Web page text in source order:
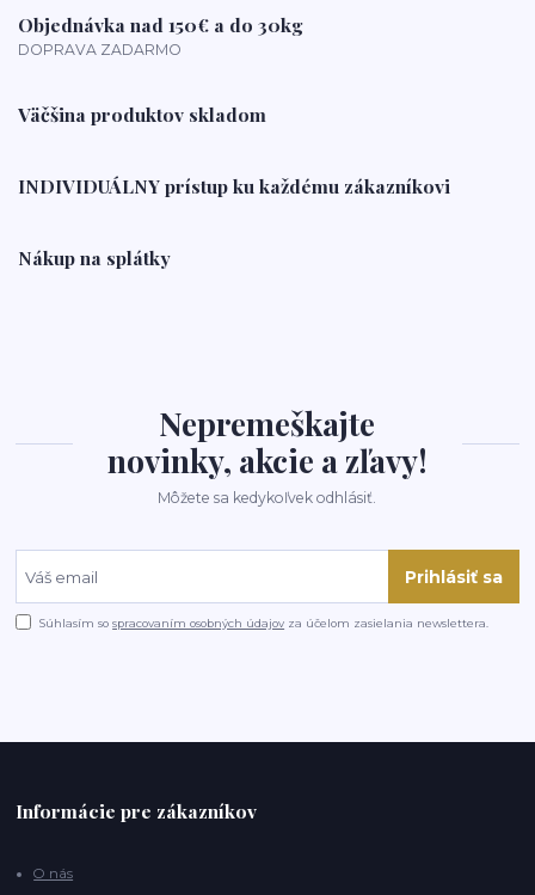
Objednávka nad 150€ a do 30kg
DOPRAVA ZADARMO
Väčšina produktov skladom
INDIVIDUÁLNY prístup ku každému zákazníkovi
Nákup na splátky
Nepremeškajte
novinky, akcie a zľavy!
Môžete sa kedykoľvek odhlásiť.
Prihlásiť sa
Súhlasím sospracovaním osobných údajov za účelom zasielania newslettera.
Informácie pre zákazníkov
O nás